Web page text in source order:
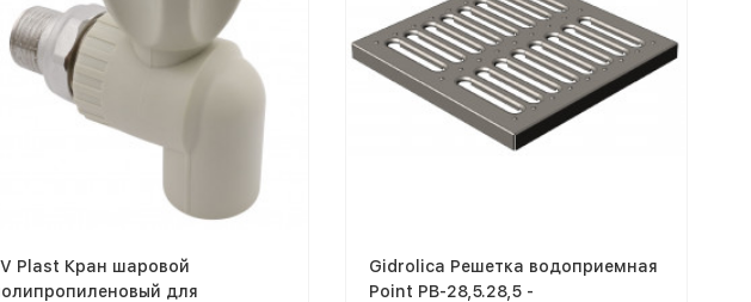
Plast Кран шаровой
для
Gidrolica Решетка водоприемная
Point РВ-28,5.28,5 -